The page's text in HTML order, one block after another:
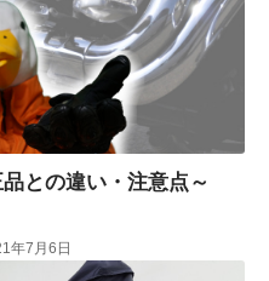
との違い・注意点～
年7月6日